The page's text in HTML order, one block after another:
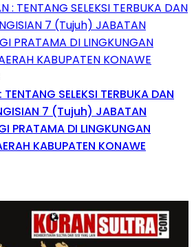
SELEKSI TERBUKA DAN
7 (Tujuh) JABATAN
PRATAMA DI LINGKUNGAN
KABUPATEN KONAWE